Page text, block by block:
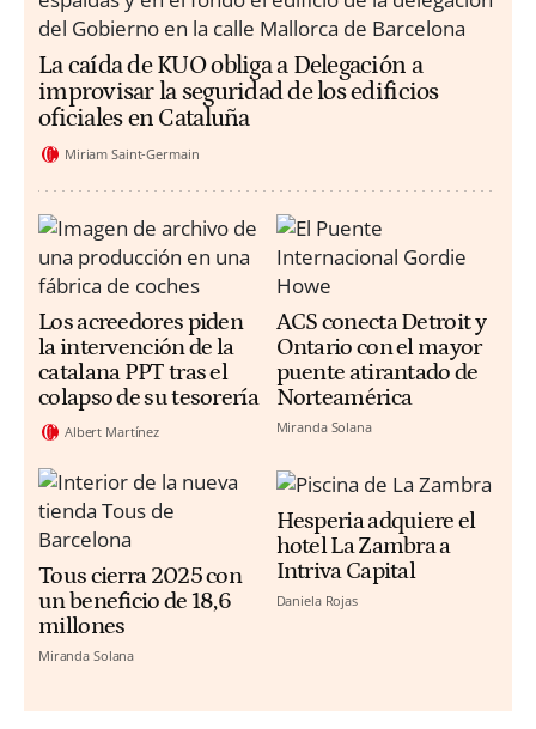
La caída de KUO obliga a Delegación a
improvisar la seguridad de los edificios
oficiales en Cataluña
Miriam Saint-Germain
Los acreedores piden
la intervención de la
catalana PPT tras el
colapso de su tesorería
Albert Martínez
ACS conecta Detroit y
Ontario con el mayor
puente atirantado de
Norteamérica
Miranda Solana
Tous cierra 2025 con
un beneficio de 18,6
millones
Miranda Solana
Hesperia adquiere el
hotel La Zambra a
Intriva Capital
Daniela Rojas